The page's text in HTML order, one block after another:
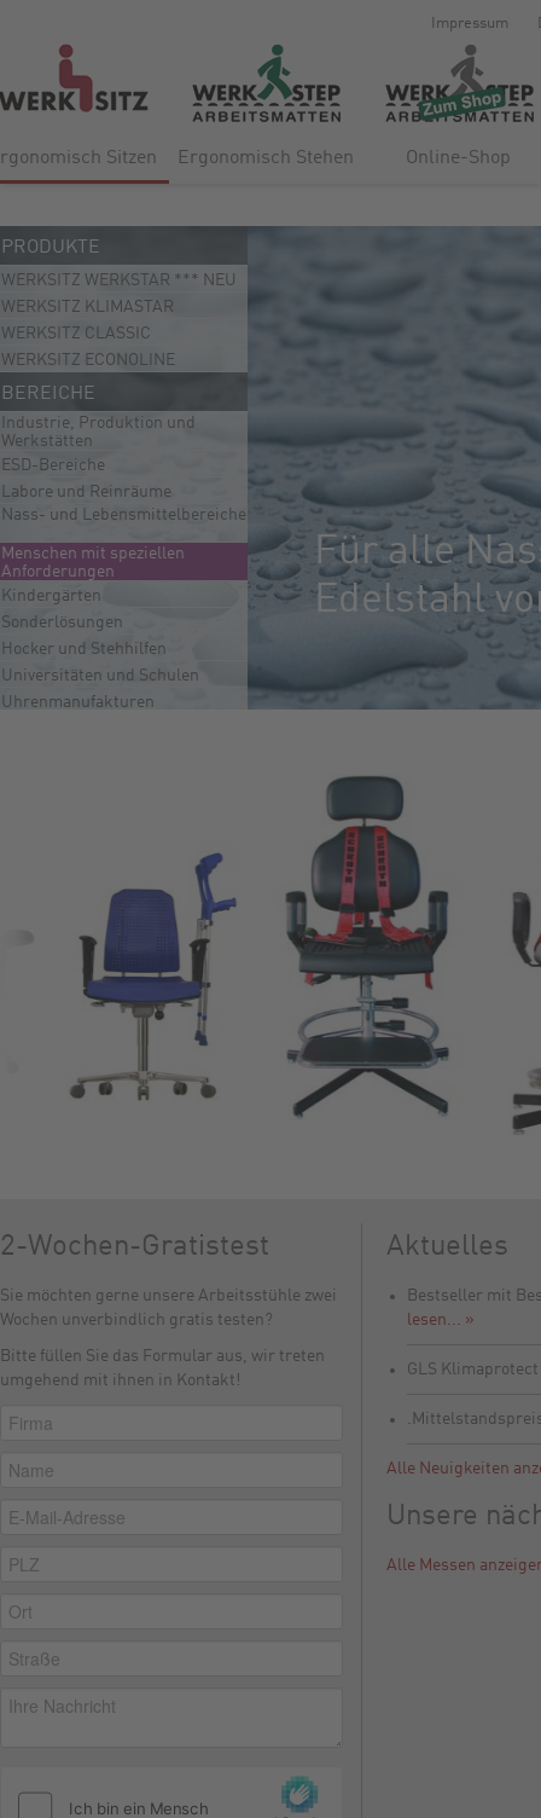
Impressum
Sitzen Ergonomisch Stehen Online-Shop
Für alle
Edelstahl
PRODUKTE
WERKSITZ WERKSTAR *** NEU
WERKSITZ KLIMASTAR
WERKSITZ CLASSIC
WERKSITZ ECONOLINE
BEREICHE
Industrie, Produktion und
Werkstätten
ESD-Bereiche
Labore und Reinräume
Nass- und Lebensmittelbereiche
Menschen mit speziellen
Anforderungen
Menschen mit speziellen
Anforderungen
Kindergärten
Sonderlösungen
Hocker und Stehhilfen
Universitäten und Schulen
Uhrenmanufakturen
2-Wochen-Gratistest
Sie möchten gerne unsere Arbeitsstühle zwei
Wochen unverbindlich gratis testen?
Bitte füllen Sie das Formular aus, wir treten
umgehend mit ihnen in Kontakt!
Aktuelles
Bestseller mit
lesen... »
GLS Klimaprotect
Alle Neuigkeiten
Unsere
Alle Messen